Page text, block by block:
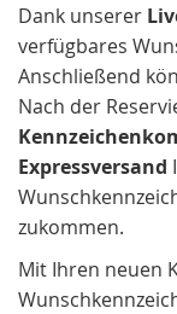
Dank unserer
verfügbares
Anschließend
Nach der
Expressversand
zukommen.
Mit Ihren neuen